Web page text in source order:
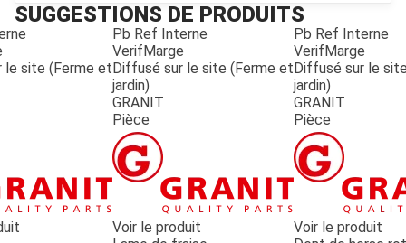
SUGGESTIONS DE PRODUITS
le site (Ferme et
Pb Ref Interne
VerifMarge
Diffusé sur le site (Ferme et
jardin)
GRANIT
Pièce
Voir le produit
Pb Ref Interne
VerifMarge
Diffusé sur le
jardin)
GRANIT
Pièce
Voir le produit